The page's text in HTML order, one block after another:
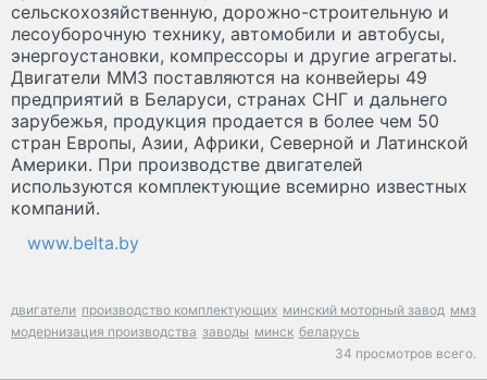
сельскохозяйственную, дорожно-строительную и
лесоуборочную технику, автомобили и автобусы,
энергоустановки, компрессоры и другие агрегаты.
Двигатели ММЗ поставляются на конвейеры 49
предприятий в Беларуси, странах СНГ и дальнего
зарубежья, продукция продается в более чем 50
стран Европы, Азии, Африки, Северной и Латинской
Америки. При производстве двигателей
используются комплектующие всемирно известных
компаний.
www.belta.by
двигатели производство комплектующих минский моторный завод ммз
модернизация производства заводы минск беларусь
34 просмотров всего.